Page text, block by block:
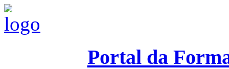
Portal da